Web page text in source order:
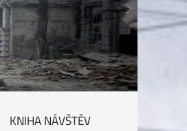
KNIHA NÁVŠTĚV